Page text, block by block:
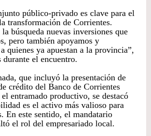
público-privado es clave para el
transformación de Corrientes.
búsqueda nuevas inversiones que
pero también apoyamos y
quienes ya apuestan a la provincia”,
durante el encuentro.
que incluyó la presentación de
crédito del Banco de Corrientes
entramado productivo, se destacó
es el activo más valioso para
En este sentido, el mandatario
el rol del empresariado local.